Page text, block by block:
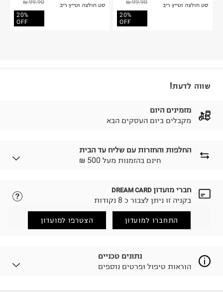
99.90 ₪
20%
OFF
סט חולצה וטייץ ריב
99.90 ₪
20%
OFF
סט חולצה וטייץ ריב
שווה לדעת!
מזמינים היום
מקבלים ביום העסקים הבא
החלפות והחזרות עם שליח עד הבית
₪ חינם בהזמנות מעל 500
לבחירת בשיטת המשלוח המתאימה לכם,
הזמנתם והתחרטתם?
(במקום ב-19.9 ₪) לזמן מוגבל! חינם בהזמנות מעל 500 ₪.
למידע נא ללחוץ כאן
.
לפני החזרת החבילה, חשוב להדביק את מדבקת הגוביינא על
פריטים שבירים יש להחזיר עם שליח דרך ממשק ההחזרות
חברי מועדון DREAM CARD
בקניה זו ניתן לצבור כ 8 נקודות
התחברו למועדון הצטרפו למועדון
נתונים טכניים
הוראות טיפול ופרטים נוספים